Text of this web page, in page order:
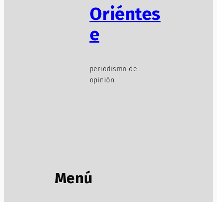
Oriéntes
e
periodismo de
opinión
Menú